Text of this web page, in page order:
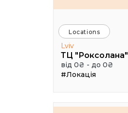
Locations
Lviv
ТЦ "Роксолана"
від 0₴ - до 0₴
#Локація